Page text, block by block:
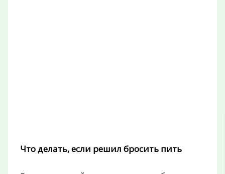
Что делать, если решил бросить пить